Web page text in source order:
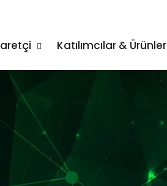
Katılımcılar & Ürünler